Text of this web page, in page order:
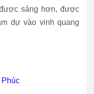
sáng hơn, được
dự vào vinh quang
Phúc